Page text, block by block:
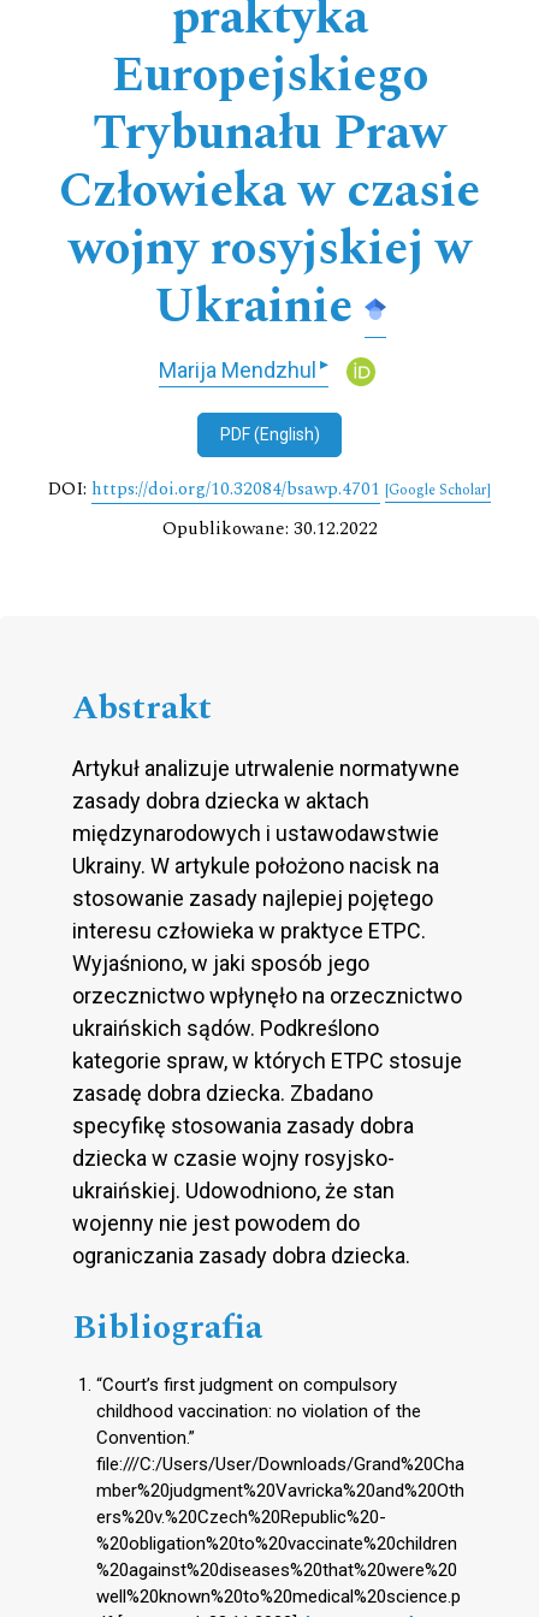
praktyka
Europejskiego
Trybunału Praw
Człowieka w czasie
wojny rosyjskiej w
Ukrainie
Marija Mendzhul ▸
PDF (English)
DOI: https://doi.org/10.32084/bsawp.4701 [Google Scholar]
Opublikowane: 30.12.2022
Abstrakt
Artykuł analizuje utrwalenie normatywne
zasady dobra dziecka w aktach
międzynarodowych i ustawodawstwie
Ukrainy. W artykule położono nacisk na
stosowanie zasady najlepiej pojętego
interesu człowieka w praktyce ETPC.
Wyjaśniono, w jaki sposób jego
orzecznictwo wpłynęło na orzecznictwo
ukraińskich sądów. Podkreślono
kategorie spraw, w których ETPC stosuje
zasadę dobra dziecka. Zbadano
specyfikę stosowania zasady dobra
dziecka w czasie wojny rosyjsko-
ukraińskiej. Udowodniono, że stan
wojenny nie jest powodem do
ograniczania zasady dobra dziecka.
Bibliografia
“Court’s first judgment on compulsory
childhood vaccination: no violation of the
Convention.”
file:///C:/Users/User/Downloads/Grand%20Cha
mber%20judgment%20Vavricka%20and%20Oth
ers%20v.%20Czech%20Republic%20-
%20obligation%20to%20vaccinate%20children
%20against%20diseases%20that%20were%20
well%20known%20to%20medical%20science.p